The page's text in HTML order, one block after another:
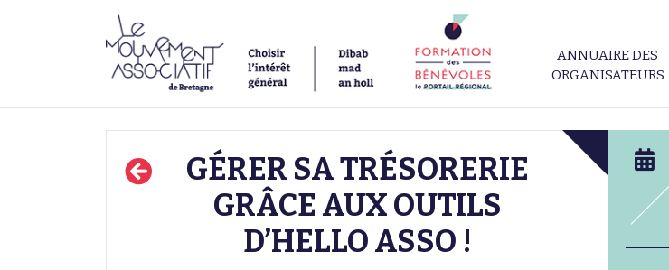
ANNUAIRE DES
ORGANISATEURS
GÉRER SA TRÉSORERIE
GRÂCE AUX OUTILS
D’HELLO ASSO !